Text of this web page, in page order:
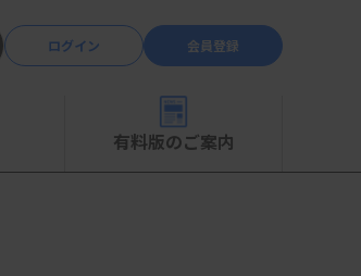
ログイン 会員登録
有料版のご案内